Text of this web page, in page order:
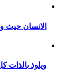
الانسان حيث
ويلوذ